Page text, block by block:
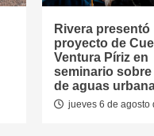
Rivera presentó
proyecto de
Ventura Píriz en
seminario
de aguas
jueves 6 de agosto